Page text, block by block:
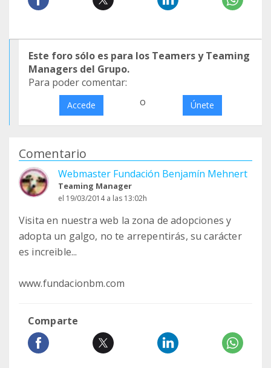
Este foro sólo es para los Teamers y Teaming
Managers del Grupo.
Para poder comentar:
Accede o Únete
Comentario
Webmaster Fundación Benjamín Mehnert
Teaming Manager
el 19/03/2014 a las 13:02h
Visita en nuestra web la zona de adopciones y
adopta un galgo, no te arrepentirás, su carácter
es increible...
www.fundacionbm.com
Comparte